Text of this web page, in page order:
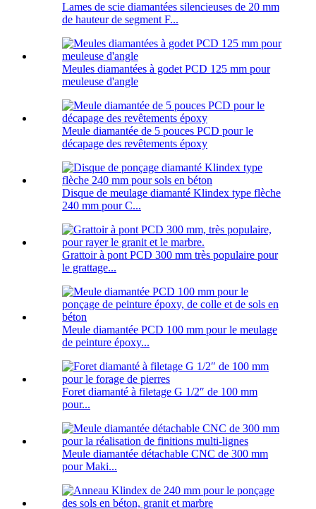
Lames de scie diamantées silencieuses de 20 mm
de hauteur de segment F...
Meules diamantées à godet PCD 125 mm pour
meuleuse d'angle
Meule diamantée de 5 pouces PCD pour le
décapage des revêtements époxy
Disque de meulage diamanté Klindex type flèche
240 mm pour C...
Grattoir à pont PCD 300 mm très populaire pour
le grattage...
Meule diamantée PCD 100 mm pour le meulage
de peinture époxy...
Foret diamanté à filetage G 1/2″ de 100 mm
pour...
Meule diamantée détachable CNC de 300 mm
pour Maki...